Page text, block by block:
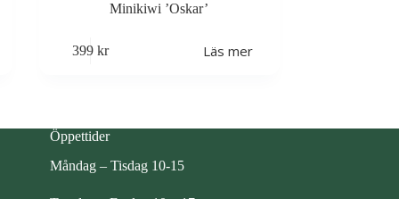
Minikiwi ’Oskar’
399 kr Läs mer
Öppettider
Måndag – Tisdag 10-15